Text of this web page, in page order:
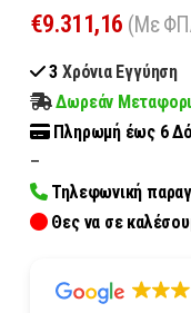
€9.311,16 (Με
3 Χρόνια Εγγύηση
Δωρεάν
Πληρωμή έως 6
–
Τηλεφωνική
Θες να σε